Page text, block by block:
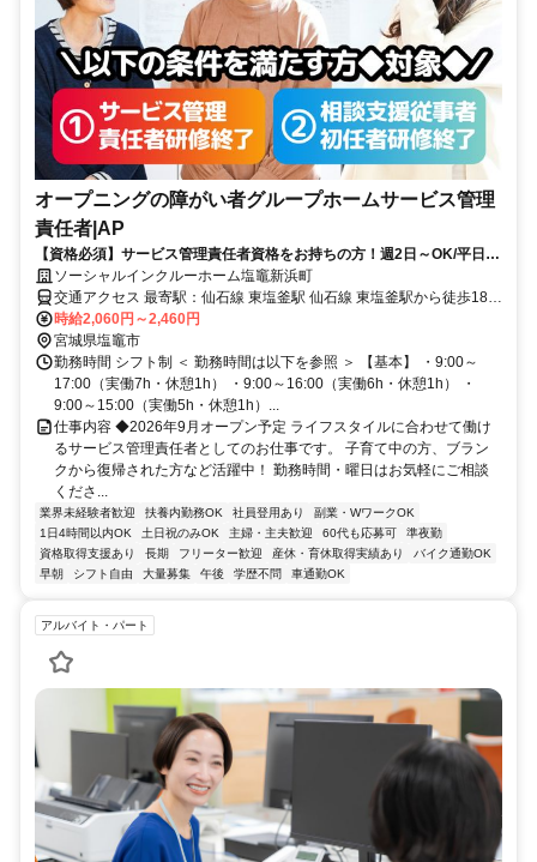
オープニングの障がい者グループホームサービス管理
責任者|AP
【資格必須】サービス管理責任者資格をお持ちの方！週2日～OK/平日の
みOK/残業ほぼなし！家庭や私生活と無理なく両立◎
ソーシャルインクルーホーム塩竈新浜町
交通アクセス 最寄駅：仙石線 東塩釜駅 仙石線 東塩釜駅から徒歩18分
(車5分)
時給2,060円～2,460円
宮城県塩竈市
勤務時間 シフト制 ＜ 勤務時間は以下を参照 ＞ 【基本】 ・9:00～
17:00（実働7h・休憩1h） ・9:00～16:00（実働6h・休憩1h） ・
9:00～15:00（実働5h・休憩1h）...
仕事内容 ◆2026年9月オープン予定 ライフスタイルに合わせて働け
るサービス管理責任者としてのお仕事です。 子育て中の方、ブラン
クから復帰された方など活躍中！ 勤務時間・曜日はお気軽にご相談
くださ...
業界未経験者歓迎 扶養内勤務OK 社員登用あり
副業・WワークOK
1日4時間以内OK
土日祝のみOK 主婦・主夫歓迎 60代も応募可
準夜勤
資格取得支援あり
長期 フリーター歓迎 産休・育休取得実績あり
バイク通勤OK
早朝
シフト自由 大量募集 午後 学歴不問 車通勤OK
アルバイト・パート